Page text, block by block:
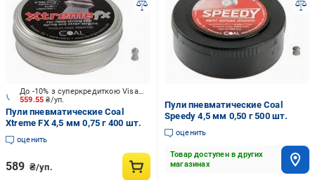
559.55₴/уп.
До -10% з суперкредиткою Visa Вигода
Пули пневматические Coal
Xtreme FX 4,5 мм 0,75 г 400 шт.
оценить
589 ₴/уп.
Пули пневматические Coal
Speedy 4,5 мм 0,50 г 500 шт.
оценить
Товар доступен в других
магазинах